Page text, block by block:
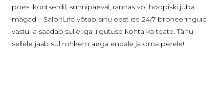
poes, kontserdil, sünnipäeval, rannas või hoopiski juba
magad – SalonLife võtab sinu eest ise 24/7 broneeringuid
vastu ja saadab sulle iga liigutuse kohta ka teate. Tänu
sellele jääb sul rohkem aega endale ja oma perele!